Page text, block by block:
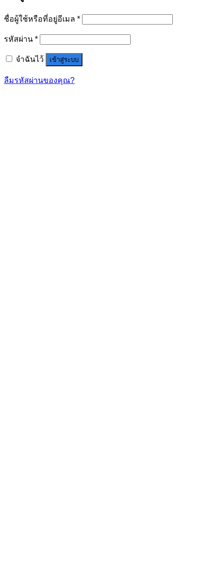
ชื่อผู้ใช้หรือที่อยู่อีเมล *
รหัสผ่าน *
จำฉันไว้ เข้าสู่ระบบ
ลืมรหัสผ่านของคุณ?